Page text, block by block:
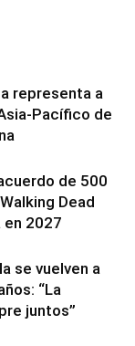
representa a
Pacífico de
de 500
Dead
en 2027
se vuelven a
“La
juntos”